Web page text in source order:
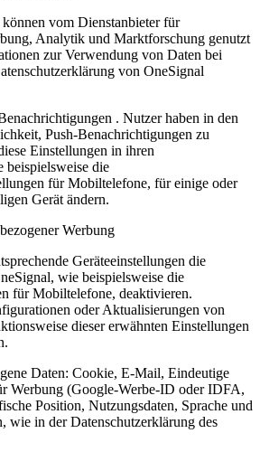
vom Dienstanbieter für
Analytik und Marktforschung genutzt
zur Verwendung von Daten bei
von OneSignal
. Nutzer haben in den
Push-Benachrichtigungen zu
Einstellungen in ihren
beispielsweise die
für Mobiltelefone, für einige oder
Gerät ändern.
Werbung
Geräteeinstellungen die
wie beispielsweise die
für Mobiltelefone, deaktivieren.
oder Aktualisierungen von
dieser erwähnten Einstellungen
Daten: Cookie, E-Mail, Eindeutige
Werbung (Google-Werbe-ID oder IDFA,
Position, Nutzungsdaten, Sprache und
wie in der Datenschutzerklärung des